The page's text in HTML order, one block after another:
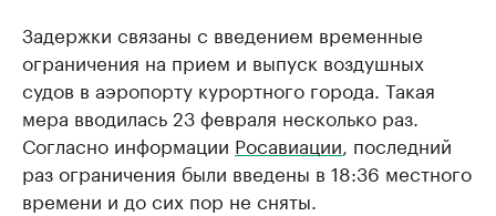
Задержки связаны с введением временные
ограничения на прием и выпуск воздушных
судов в аэропорту курортного города. Такая
мера вводилась 23 февраля несколько раз.
Согласно информации Росавиации, последний
раз ограничения были введены в 18:36 местного
времени и до сих пор не сняты.